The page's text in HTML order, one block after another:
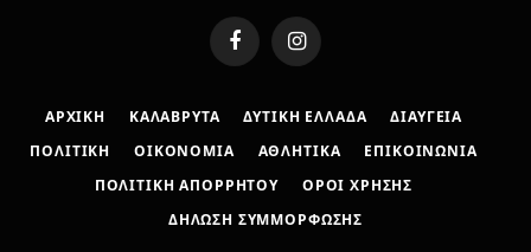
FacebookInstagram
ΑΡΧΙΚΉ ΚΑΛΆΒΡΥΤΑ ΔΥΤΙΚΉ ΕΛΛΆΔΑ ΔΙΑΎΓΕΙΑ
ΠΟΛΙΤΙΚΉ ΟΙΚΟΝΟΜΊΑ ΑΘΛΗΤΙΚΆ ΕΠΙΚΟΙΝΩΝΊΑ
ΠΟΛΙΤΙΚΉ ΑΠΟΡΡΉΤΟΥ ΌΡΟΙ ΧΡΉΣΗΣ
ΔΉΛΩΣΗ ΣΥΜΜΌΡΦΩΣΗΣ